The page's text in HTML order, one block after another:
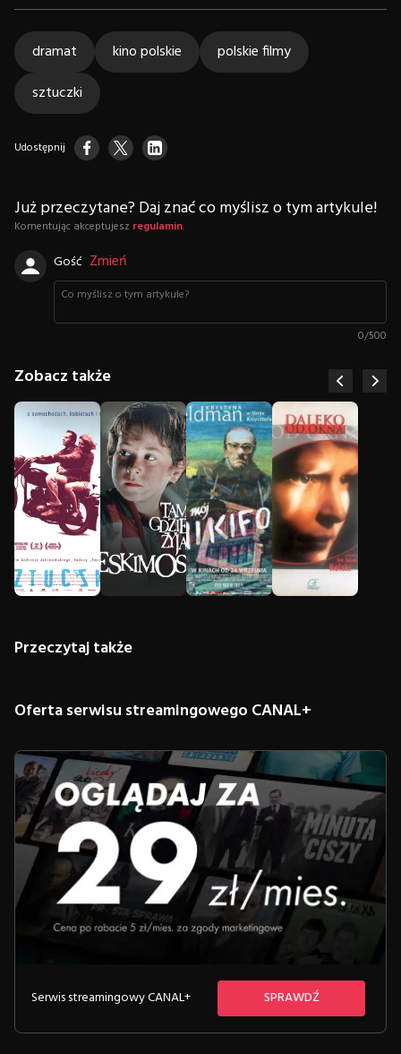
dramat kino polskie
polskie filmy
sztuczki
Udostępnij
Już przeczytane? Daj znać co myślisz o tym artykule!
Komentując akceptujesz regulamin.
Gość Zmień
0/500
Zobacz także
Przeczytaj także
Oferta serwisu streamingowego CANAL+
Serwis streamingowy CANAL+ SPRAWDŹ